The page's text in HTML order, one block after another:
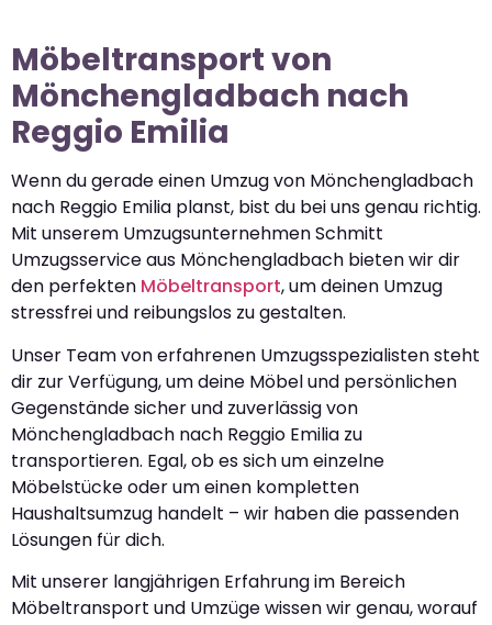
Möbeltransport von
Mönchengladbach nach
Reggio Emilia
Wenn du gerade einen Umzug von Mönchengladbach
nach Reggio Emilia planst, bist du bei uns genau richtig.
Mit unserem Umzugsunternehmen Schmitt
Umzugsservice aus Mönchengladbach bieten wir dir
den perfekten Möbeltransport, um deinen Umzug
stressfrei und reibungslos zu gestalten.
Unser Team von erfahrenen Umzugsspezialisten steht
dir zur Verfügung, um deine Möbel und persönlichen
Gegenstände sicher und zuverlässig von
Mönchengladbach nach Reggio Emilia zu
transportieren. Egal, ob es sich um einzelne
Möbelstücke oder um einen kompletten
Haushaltsumzug handelt – wir haben die passenden
Lösungen für dich.
Mit unserer langjährigen Erfahrung im Bereich
Möbeltransport und Umzüge wissen wir genau, worauf